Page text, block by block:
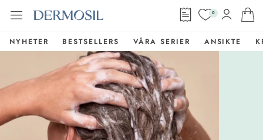
0
NYHETER BESTSELLERS VÅRA SERIER ANSIKTE